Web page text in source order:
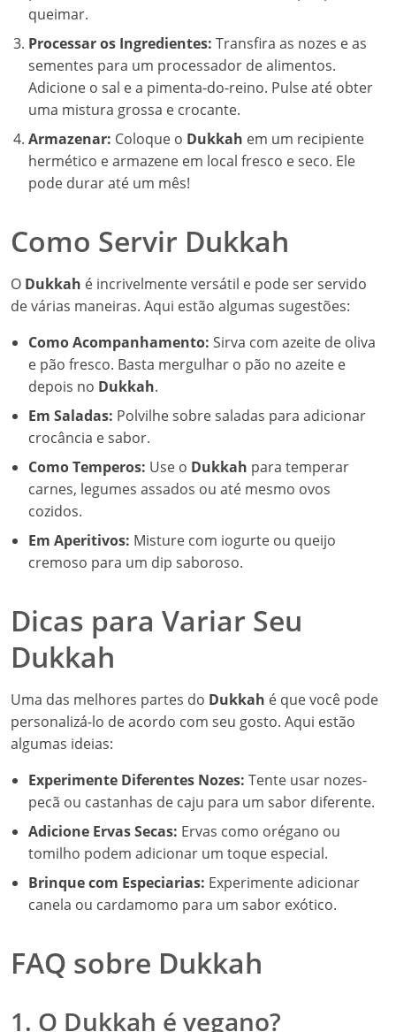
queimar.
Processar os Ingredientes: Transfira as nozes e as
sementes para um processador de alimentos.
Adicione o sal e a pimenta-do-reino. Pulse até obter
uma mistura grossa e crocante.
Armazenar: Coloque o Dukkah em um recipiente
hermético e armazene em local fresco e seco. Ele
pode durar até um mês!
Como Servir Dukkah
O Dukkah é incrivelmente versátil e pode ser servido
de várias maneiras. Aqui estão algumas sugestões:
Como Acompanhamento: Sirva com azeite de oliva
e pão fresco. Basta mergulhar o pão no azeite e
depois no Dukkah.
Em Saladas: Polvilhe sobre saladas para adicionar
crocância e sabor.
Como Temperos: Use o Dukkah para temperar
carnes, legumes assados ou até mesmo ovos
cozidos.
Em Aperitivos: Misture com iogurte ou queijo
cremoso para um dip saboroso.
Dicas para Variar Seu
Dukkah
Uma das melhores partes do Dukkah é que você pode
personalizá-lo de acordo com seu gosto. Aqui estão
algumas ideias:
Experimente Diferentes Nozes: Tente usar nozes-
pecã ou castanhas de caju para um sabor diferente.
Adicione Ervas Secas: Ervas como orégano ou
tomilho podem adicionar um toque especial.
Brinque com Especiarias: Experimente adicionar
canela ou cardamomo para um sabor exótico.
FAQ sobre Dukkah
1. O Dukkah é vegano?